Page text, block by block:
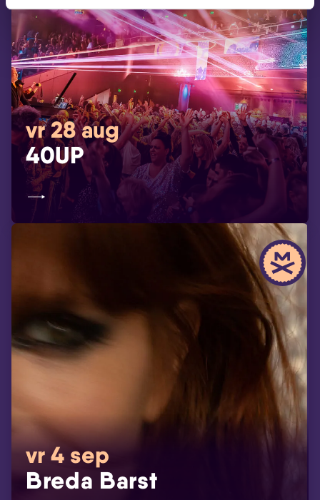
vr 28 aug
40UP
vr 4 sep
Breda Barst